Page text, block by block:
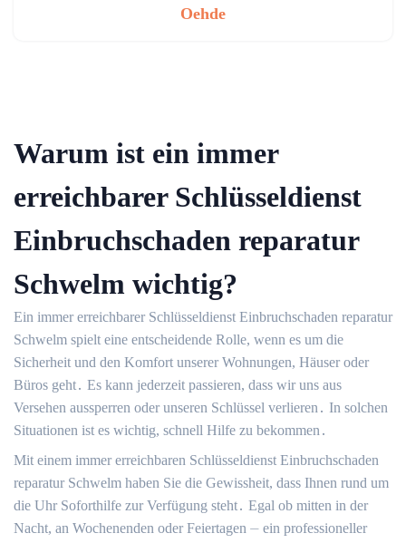
Oehde
Warum ist ein immer
erreichbarer Schlüsseldienst
Einbruchschaden reparatur
Schwelm wichtig?
Ein immer erreichbarer Schlüsseldienst Einbruchschaden reparatur
Schwelm spielt eine entscheidende Rolle, wenn es um die
Sicherheit und den Komfort unserer Wohnungen, Häuser oder
Büros geht․ Es kann jederzeit passieren, dass wir uns aus
Versehen aussperren oder unseren Schlüssel verlieren․ In solchen
Situationen ist es wichtig, schnell Hilfe zu bekommen․
Mit einem immer erreichbaren Schlüsseldienst Einbruchschaden
reparatur Schwelm haben Sie die Gewissheit, dass Ihnen rund um
die Uhr Soforthilfe zur Verfügung steht․ Egal ob mitten in der
Nacht, an Wochenenden oder Feiertagen ⏤ ein professioneller